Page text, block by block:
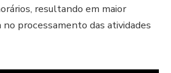
resultando em maior
processamento das atividades